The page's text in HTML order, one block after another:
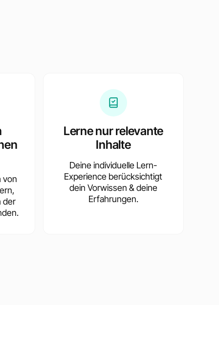
von
der
Lerne nur relevante
Inhalte
Deine individuelle Lern-
Experience berücksichtigt
dein Vorwissen & deine
Erfahrungen.